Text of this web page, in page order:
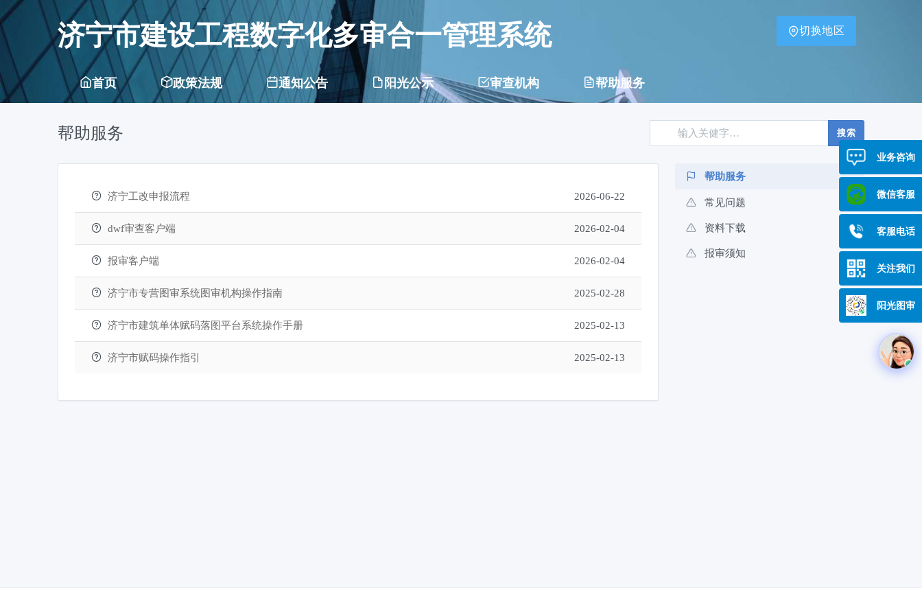
济宁市建设工程数字化多审合一管理系统 切换地区
首页 政策法规 通知公告 阳光公示 审查机构 帮助服务
帮助服务 搜索
帮助服务
常见问题
资料下载
报审须知
济宁工改申报流程 2026-06-22
dwf审查客户端 2026-02-04
报审客户端 2026-02-04
济宁市专营图审系统图审机构操作指南 2025-02-28
济宁市建筑单体赋码落图平台系统操作手册 2025-02-13
济宁市赋码操作指引 2025-02-13
业务咨询
微信客服
客服电话
关注我们
阳光图审